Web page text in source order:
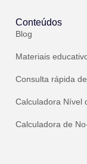
Conteúdos
Blog
Materiais
Consulta rápida
Calculadora Nível
Calculadora de